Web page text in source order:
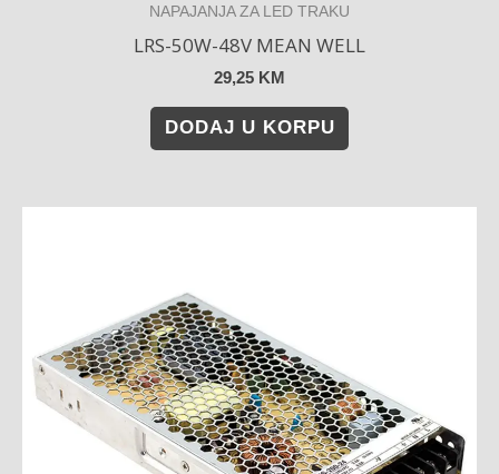
NAPAJANJA ZA LED TRAKU
LRS-50W-48V MEAN WELL
29,25 KM
DODAJ U KORPU